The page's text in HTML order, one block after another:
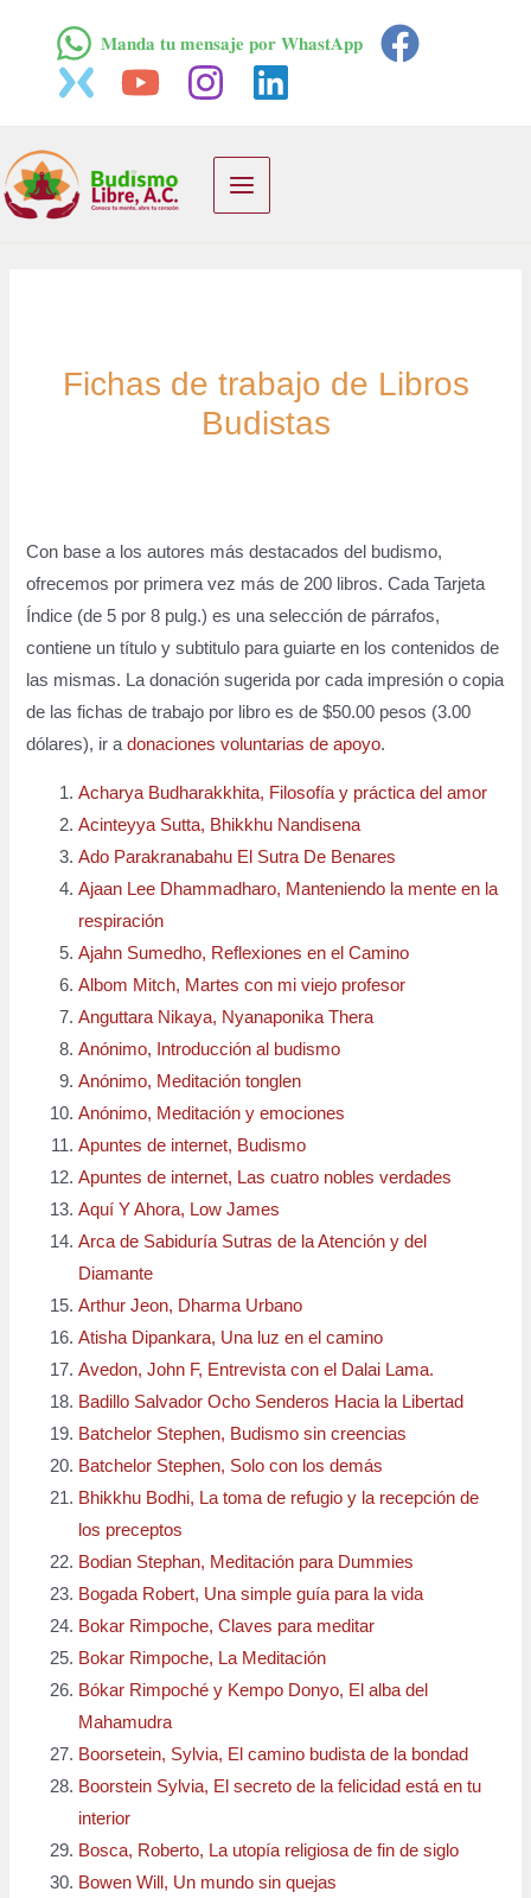
contenido
𝐌𝐚𝐧𝐝𝐚 𝐭𝐮 𝐦𝐞𝐧𝐬𝐚𝐣𝐞 𝐩𝐨𝐫 𝐖𝐡𝐚𝐬𝐭𝐀𝐩𝐩
Main
Fichas de trabajo de Libros
Budistas
Con base a los autores más destacados del budismo,
ofrecemos por primera vez más de 200 libros. Cada Tarjeta
Índice (de 5 por 8 pulg.) es una selección de párrafos,
contiene un título y subtitulo para guiarte en los contenidos de
las mismas. La donación sugerida por cada impresión o copia
de las fichas de trabajo por libro es de $50.00 pesos (3.00
dólares), ir adonaciones voluntarias de apoyo.
Acharya Budharakkhita, Filosofía y práctica del amor
Acinteyya Sutta, Bhikkhu Nandisena
Ado Parakranabahu El Sutra De Benares
Ajaan Lee Dhammadharo, Manteniendo la mente en la
respiración
Ajahn Sumedho, Reflexiones en el Camino
Albom Mitch, Martes con mi viejo profesor
Anguttara Nikaya, Nyanaponika Thera
Anónimo, Introducción al budismo
Anónimo, Meditación tonglen
Anónimo, Meditación y emociones
Apuntes de internet, Budismo
Apuntes de internet, Las cuatro nobles verdades
Aquí Y Ahora, Low James
Arca de Sabiduría Sutras de la Atención y del
Diamante
Arthur Jeon, Dharma Urbano
Atisha Dipankara, Una luz en el camino
Avedon, John F, Entrevista con el Dalai Lama.
Badillo Salvador Ocho Senderos Hacia la Libertad
Batchelor Stephen, Budismo sin creencias
Batchelor Stephen, Solo con los demás
Bhikkhu Bodhi, La toma de refugio y la recepción de
los preceptos
Bodian Stephan, Meditación para Dummies
Bogada Robert, Una simple guía para la vida
Bokar Rimpoche, Claves para meditar
Bokar Rimpoche, La Meditación
Bókar Rimpoché y Kempo Donyo, El alba del
Mahamudra
Boorsetein, Sylvia, El camino budista de la bondad
Boorstein Sylvia, El secreto de la felicidad está en tu
interior
Bosca, Roberto, La utopía religiosa de fin de siglo
Bowen Will, Un mundo sin quejas